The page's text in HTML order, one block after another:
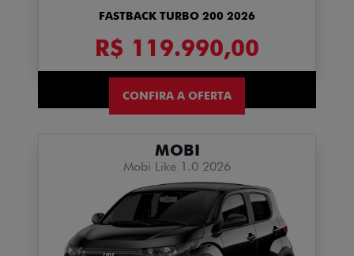
FASTBACK TURBO 200 2026
R$ 119.990,00
CONFIRA A OFERTA
MOBI
Mobi Like 1.0 2026